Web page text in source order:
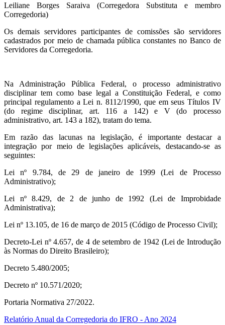
Leiliane Borges Saraiva (Corregedora Substituta e membro
Corregedoria)
Os demais servidores participantes de comissões são servidores
cadastrados por meio de chamada pública constantes no Banco de
Servidores da Corregedoria.
Na Administração Pública Federal, o processo administrativo
disciplinar tem como base legal a Constituição Federal, e como
principal regulamento a Lei n. 8112/1990, que em seus Títulos IV
(do regime disciplinar, art. 116 a 142) e V (do processo
administrativo, art. 143 a 182), tratam do tema.
Em razão das lacunas na legislação, é importante destacar a
integração por meio de legislações aplicáveis, destacando-se as
seguintes:
Lei nº 9.784, de 29 de janeiro de 1999 (Lei de Processo
Administrativo);
Lei nº 8.429, de 2 de junho de 1992 (Lei de Improbidade
Administrativa);
Lei nº 13.105, de 16 de março de 2015 (Código de Processo Civil);
Decreto-Lei nº 4.657, de 4 de setembro de 1942 (Lei de Introdução
às Normas do Direito Brasileiro);
Decreto 5.480/2005;
Decreto nº 10.571/2020;
Portaria Normativa 27/2022.
Relatório Anual da Corregedoria do IFRO - Ano 2024